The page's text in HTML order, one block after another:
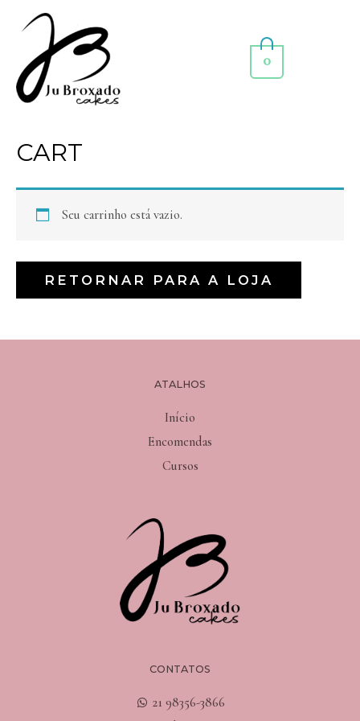
0
CART
Seu carrinho está vazio.
RETORNAR PARA A LOJA
CONTATOS
21 98356-3866
ATALHOS
Início
Encomendas
Cursos